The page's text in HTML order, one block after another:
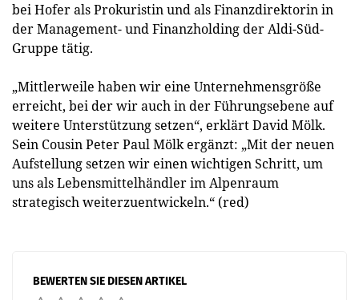
bei Hofer als Prokuristin und als Finanzdirektorin in
der Management- und Finanzholding der Aldi-Süd-
Gruppe tätig.
„Mittlerweile haben wir eine Unternehmensgröße
erreicht, bei der wir auch in der Führungsebene auf
weitere Unterstützung setzen“, erklärt David Mölk.
Sein Cousin Peter Paul Mölk ergänzt: „Mit der neuen
Aufstellung setzen wir einen wichtigen Schritt, um
uns als Lebensmittelhändler im Alpenraum
strategisch weiterzuentwickeln.“ (red)
BEWERTEN SIE DIESEN ARTIKEL